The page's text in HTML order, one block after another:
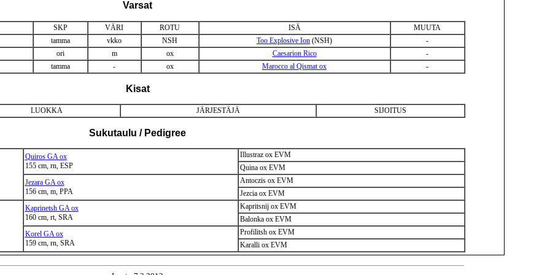
Varsat
SKP VÄRI ROTU ISÄ
MUUTA
tamma
vkko NSH Too Explosive Ion (NSH)
-
ori
m ox Caesarion Rico
-
tamma
- ox Marocco al Qismat ox -
Kisat
LUOKKA JÄRJESTÄJÄ SIJOITUS
Sukutaulu / Pedigree
Quiros GA ox
155 cm, rn, ESP
Illustraz ox EVM
Quina ox EVM
Jezara GA ox
156 cm, m, PPA
Antoczis ox EVM
Jezcia ox EVM
Kaprinetsh GA ox
160 cm, rt, SRA
Kapritsnij ox EVM
Balonka ox EVM
Korel GA ox
159 cm, rn, SRA
Profilitsh ox EVM
Karalli ox EVM